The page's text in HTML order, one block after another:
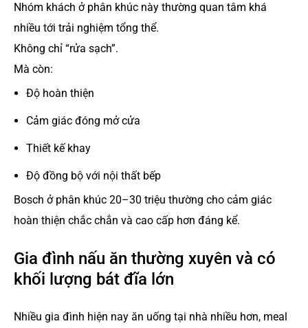
Nhóm khách ở phân khúc này thường quan tâm khá
nhiều tới trải nghiệm tổng thể.
Không chỉ “rửa sạch”.
Mà còn:
Độ hoàn thiện
Cảm giác đóng mở cửa
Thiết kế khay
Độ đồng bộ với nội thất bếp
Bosch ở phân khúc 20–30 triệu thường cho cảm giác
hoàn thiện chắc chắn và cao cấp hơn đáng kể.
Gia đình nấu ăn thường xuyên và có
khối lượng bát đĩa lớn
Nhiều gia đình hiện nay ăn uống tại nhà nhiều hơn, meal